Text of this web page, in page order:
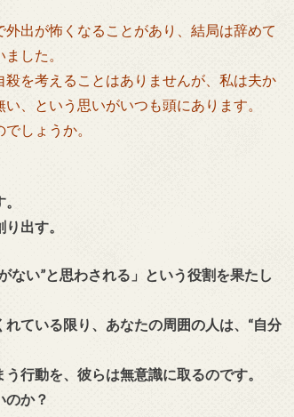
出が怖くなることがあり、結局は辞めて
した。
を考えることはありませんが、私は夫か
、という思いがいつも頭にあります。
しょうか。
出す。
ない”と思わされる」という役割を果たし
ている限り、あなたの周囲の人は、“自分
行動を、彼らは無意識に取るのです。
のか？